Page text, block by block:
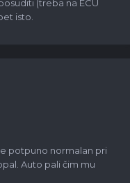
(treba na ECU
isto.
potpuno normalan pri
Auto pali čim mu